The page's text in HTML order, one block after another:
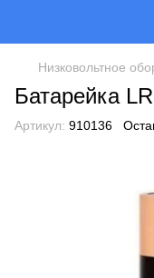
Низковольтное
Батарейка
Артикул: 910136